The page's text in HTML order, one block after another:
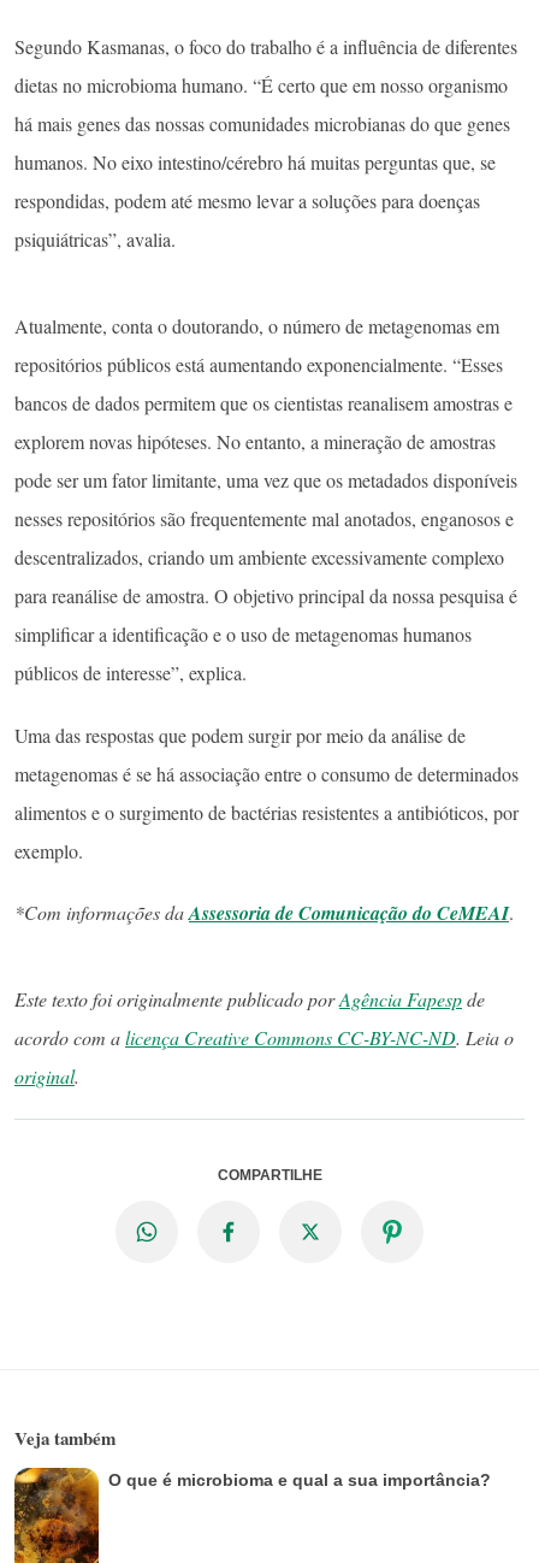
Segundo Kasmanas, o foco do trabalho é a influência de diferentes
dietas no microbioma humano. “É certo que em nosso organismo
há mais genes das nossas comunidades microbianas do que genes
humanos. No eixo intestino/cérebro há muitas perguntas que, se
respondidas, podem até mesmo levar a soluções para doenças
psiquiátricas”, avalia.
Atualmente, conta o doutorando, o número de metagenomas em
repositórios públicos está aumentando exponencialmente. “Esses
bancos de dados permitem que os cientistas reanalisem amostras e
explorem novas hipóteses. No entanto, a mineração de amostras
pode ser um fator limitante, uma vez que os metadados disponíveis
nesses repositórios são frequentemente mal anotados, enganosos e
descentralizados, criando um ambiente excessivamente complexo
para reanálise de amostra. O objetivo principal da nossa pesquisa é
simplificar a identificação e o uso de metagenomas humanos
públicos de interesse”, explica.
Uma das respostas que podem surgir por meio da análise de
metagenomas é se há associação entre o consumo de determinados
alimentos e o surgimento de bactérias resistentes a antibióticos, por
exemplo.
*Com informações daAssessoria de Comunicação do CeMEAI.
Este texto foi originalmente publicado porAgência Fapespde
acordo com alicença Creative Commons CC-BY-NC-ND. Leia o
original.
COMPARTILHE
Veja também
O que é microbioma e qual a sua importância?